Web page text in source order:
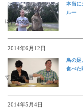
ほんわか映像
本当に
ルー
2014年6月12日
すごい動画
鳥の足
食べた
2014年5月4日